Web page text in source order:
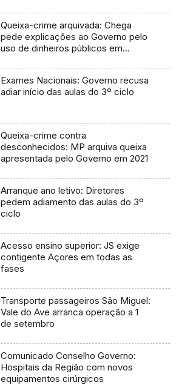
Queixa-crime arquivada: Chega
pede explicações ao Governo pelo
uso de dinheiros públicos em
Exames Nacionais: Governo recusa
adiar início das aulas do 3º ciclo
Queixa-crime contra
desconhecidos: MP arquiva queixa
apresentada pelo Governo em 2021
Arranque ano letivo: Diretores
pedem adiamento das aulas do 3º
ciclo
Acesso ensino superior: JS exige
contigente Açores em todas as
fases
Transporte passageiros São Miguel:
Vale do Ave arranca operação a 1
de setembro
Comunicado Conselho Governo:
Hospitais da Região com novos
equipamentos cirúrgicos